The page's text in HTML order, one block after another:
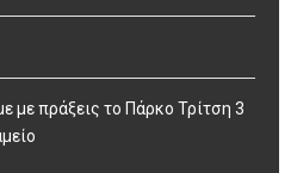
με πράξεις το Πάρκο Τρίτση 3